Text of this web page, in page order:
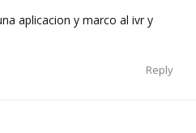
aplicacion y marco al ivr y
Reply